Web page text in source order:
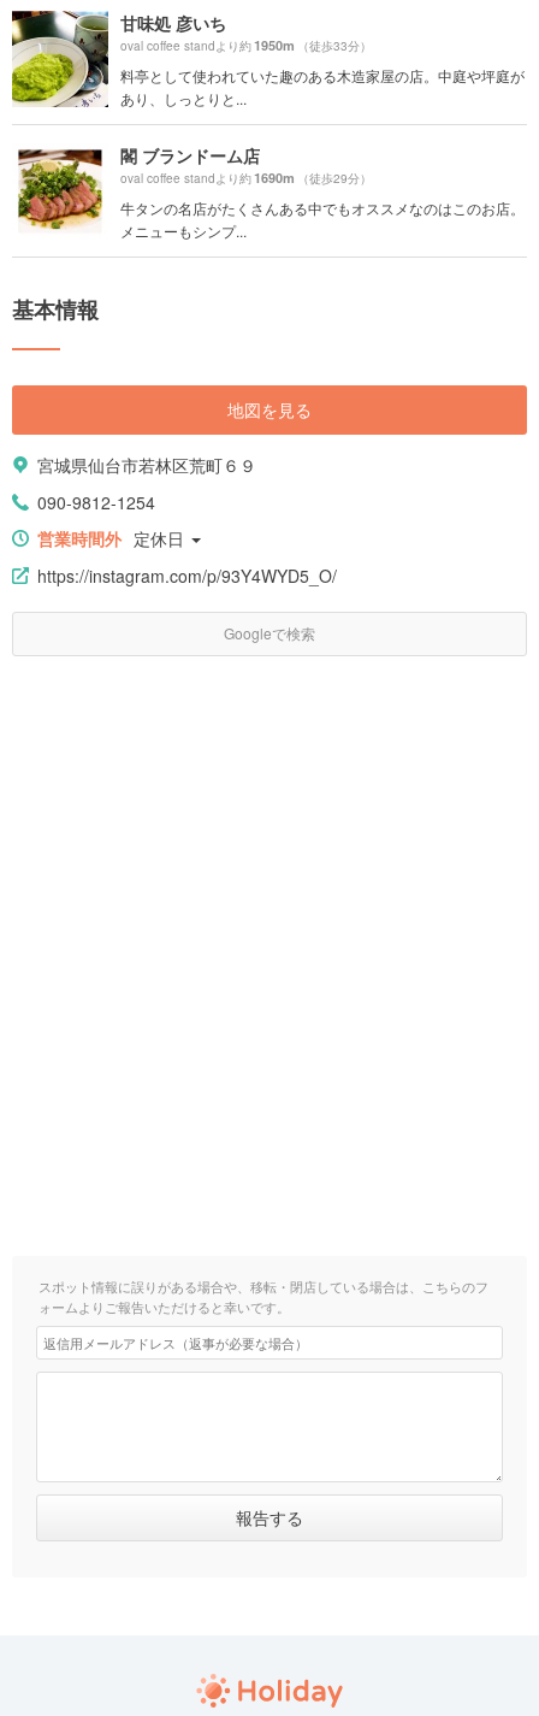
甘味処 彦いち
oval coffee standより約1950m （徒歩33分）
料亭として使われていた趣のある木造家屋の店。中庭や坪庭が
あり、しっとりと...
閣 ブランドーム店
oval coffee standより約1690m （徒歩29分）
牛タンの名店がたくさんある中でもオススメなのはこのお店。
メニューもシンプ...
基本情報
地図を見る
宮城県仙台市若林区荒町６９
090-9812-1254
営業時間外 定休日
https://instagram.com/p/93Y4WYD5_O/
Googleで検索
スポット情報に誤りがある場合や、移転・閉店している場合は、こちらのフ
ォームよりご報告いただけると幸いです。